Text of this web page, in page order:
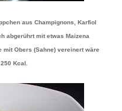
aus Champignons, Karfiol
abgerührt mit etwas Maizena
Obers (Sahne) vereinert wäre
Kcal.